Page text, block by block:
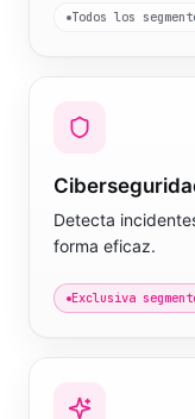
Todos los
Detecta
forma eficaz.
Exclusiva